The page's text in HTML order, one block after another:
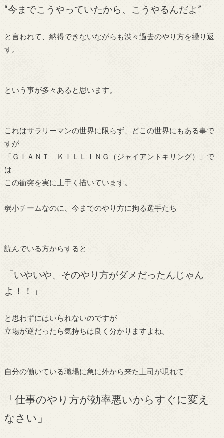
“今までこうやっていたから、こうやるんだよ”
と言われて、納得できないながらも渋々過去のやり方を繰り返
す。
という事が多々あると思います。
これはサラリーマンの世界に限らず、どこの世界にもある事で
すが
「ＧＩＡＮＴ ＫＩＬＬＩＮＧ（ジャイアントキリング）」で
は
この衝突を実に上手く描いています。
弱小チームなのに、今までのやり方に拘る選手たち
読んでいる方からすると
「いやいや、そのやり方がダメだったんじゃん
よ！！」
と思わずにはいられないのですが
立場が逆だったら気持ちは良く分かりますよね。
自分の働いている職場に急に外から来た上司が現れて
「仕事のやり方が効率悪いからすぐに変え
なさい」